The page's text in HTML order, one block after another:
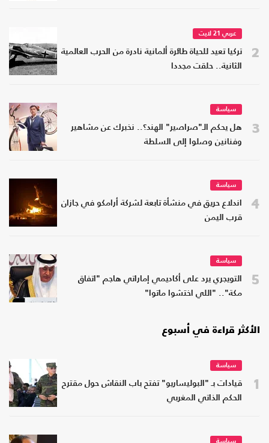
2
عربي 21 لايت
تركيا تعيد للحياة طائرة ألمانية نادرة من الحرب العالمية
الثانية.. حلقت مجددا
3
سياسة
هل يحكم الـ"صراصير" الهند؟.. نخبرك عن مشاهير
وفنانين وصلوا إلى السلطة
4
سياسة
اندلاع حريق في منشأة تابعة لشركة أرامكو في جازان
قرب اليمن
5
سياسة
التويجري يرد على أكاديمي إماراتي هاجم "اتفاق
مكة".. "اللي اختشوا ماتوا"
الأكثر قراءة في أسبوع
1
سياسة
قيادات بـ "البوليساريو" تفتح باب النقاش حول مقترح
الحكم الذاتي المغربي